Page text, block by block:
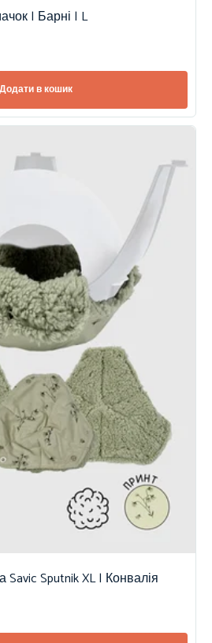
| Барні | L
Додати в кошик
Sputnik XL | Конвалія